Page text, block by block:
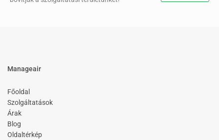
Manageair
Főoldal
Szolgáltatások
Árak
Blog
Oldaltérkép